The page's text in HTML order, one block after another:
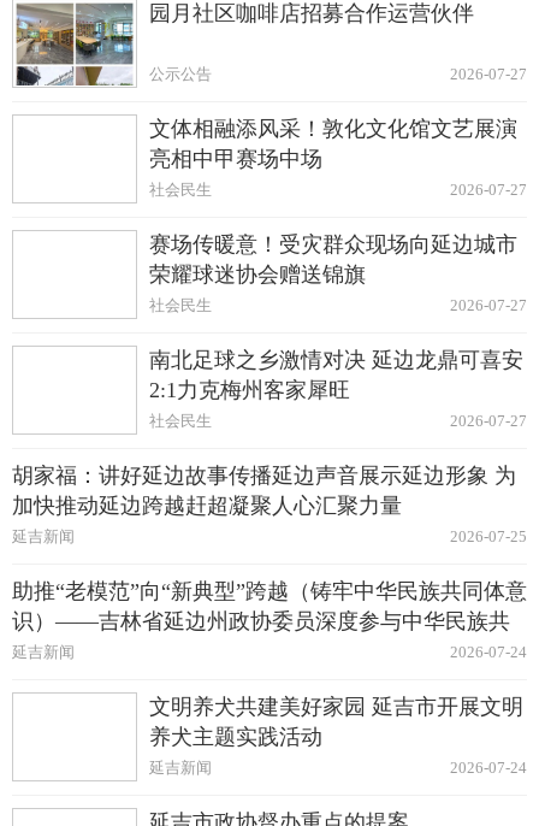
园月社区咖啡店招募合作运营伙伴
2026-07-27
公示公告
文体相融添风采！敦化文化馆文艺展演
亮相中甲赛场中场
2026-07-27
社会民生
赛场传暖意！受灾群众现场向延边城市
荣耀球迷协会赠送锦旗
2026-07-27
社会民生
南北足球之乡激情对决 延边龙鼎可喜安
2:1力克梅州客家犀旺
2026-07-27
社会民生
胡家福：讲好延边故事传播延边声音展示延边形象 为
加快推动延边跨越赶超凝聚人心汇聚力量
2026-07-25
延吉新闻
助推“老模范”向“新典型”跨越（铸牢中华民族共同体意
识）——吉林省延边州政协委员深度参与中华民族共
同体建设纪实
2026-07-24
延吉新闻
文明养犬共建美好家园 延吉市开展文明
养犬主题实践活动
2026-07-24
延吉新闻